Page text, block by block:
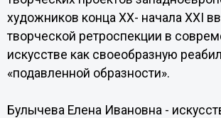
художников конца XX- начала XXI
творческой ретроспекции в
искусстве как своеобразную
«подавленной образности».
Булычева Елена Ивановна -